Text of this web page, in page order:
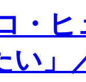
・
い」